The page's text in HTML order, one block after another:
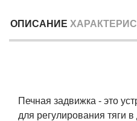
ОПИСАНИЕ
Печная задвижка - это
для регулирования тяги